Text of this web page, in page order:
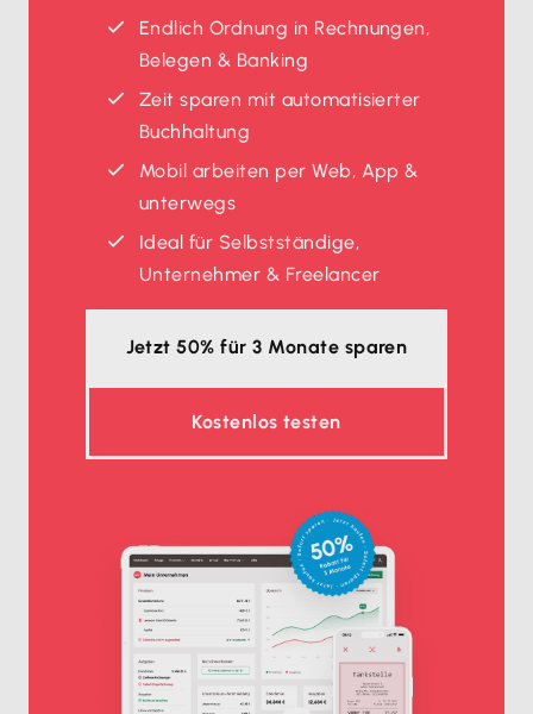
Endlich Ordnung in Rechnungen,
Belegen & Banking
Zeit sparen mit automatisierter
Buchhaltung
Mobil arbeiten per Web, App &
unterwegs
Ideal für Selbstständige,
Unternehmer & Freelancer
Jetzt 50% für 3 Monate sparen
Kostenlos testen